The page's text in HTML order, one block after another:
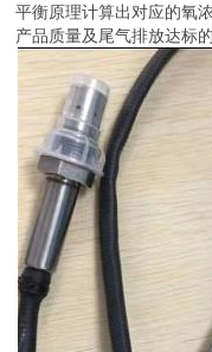
平衡原理计算出对应的氧
产品质量及尾气排放达标